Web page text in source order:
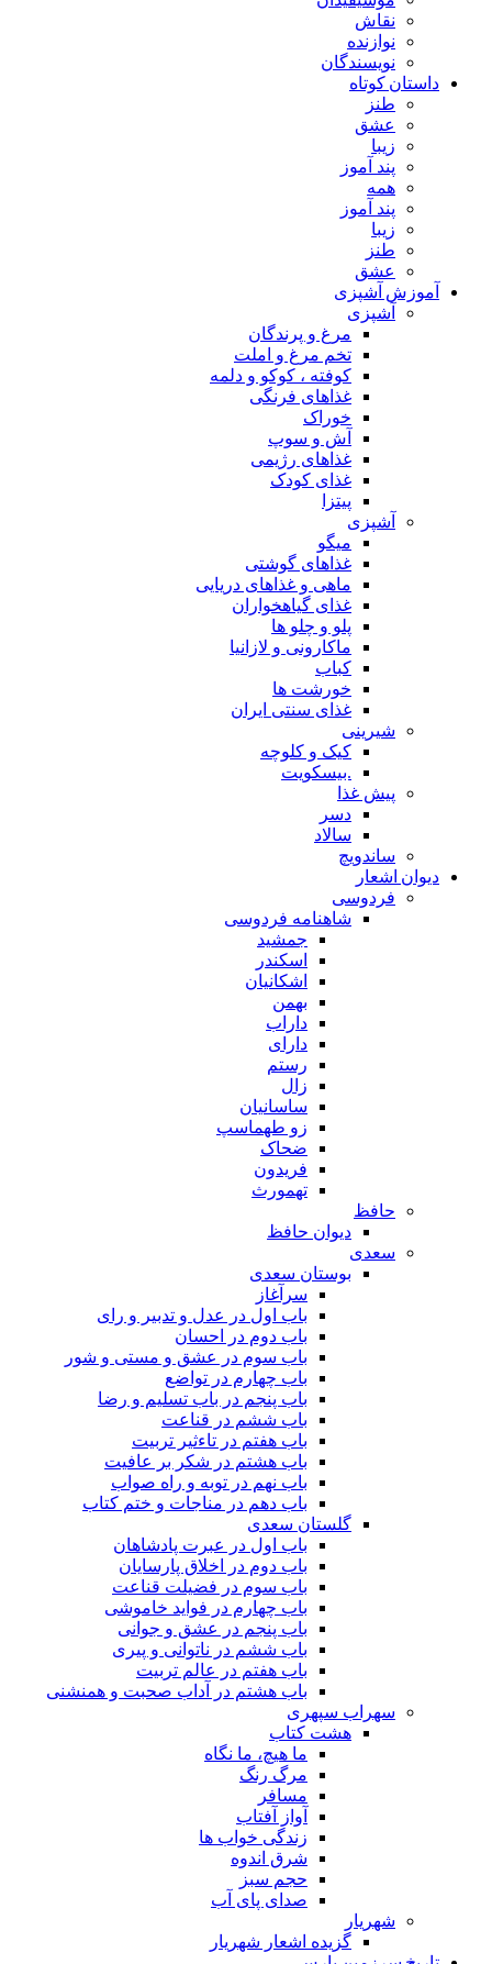
نقاش
نوازنده
نویسندگان
داستان کوتاه
طنز
عشق
زیبا
پند آموز
همه
پند آموز
زیبا
طنز
عشق
آموزش آشپزی
آشپزی
مرغ و پرندگان
تخم مرغ و املت
کوفته ، کوکو و دلمه
غذاهای فرنگی
خوراک
آش و سوپ
غذاهای رژیمی
غذای کودک
پیتزا
آشپزی
میگو
غذاهای گوشتی
ماهی و غذاهای دریایی
غذای گیاهخواران
پلو و چلو ها
ماکارونی و لازانیا
کباب
خورشت ها
غذای سنتی ایران
شیرینی
کیک و کلوچه
.بیسکویت
پیش غذا
دسر
سالاد
ساندویچ
دیوان اشعار
فردوسی
شاهنامه فردوسی
جمشید
اسکندر
اشکانیان
بهمن
داراب
دارای
رستم
زال
ساسانیان
زو طهماسپ‏
ضحاک
فریدون
تهمورث
حافظ
دیوان حافظ
سعدی
بوستان سعدی
سرآغاز
باب اول در عدل و تدبیر و رای
باب دوم در احسان
باب سوم در عشق و مستی و شور
باب چهارم در تواضع
باب پنجم در باب تسلیم و رضا
باب ششم در قناعت
باب هفتم در تاءثیر تربیت
باب هشتم در شکر بر عافیت
باب نهم در توبه و راه صواب
باب دهم در مناجات و ختم کتاب
گلستان سعدی
باب اول در عبرت پادشاهان
باب دوم در اخلاق پارسایان
باب سوم در فضیلت قناعت
باب چهارم در فواید خاموشى
باب پنجم در عشق و جوانى
باب ششم در ناتوانى و پیرى
باب هفتم در عالم تربیت
باب هشتم در آداب صحبت و همنشنى
سهراب سپهری
هشت کتاب
ما هیچ، ما نگاه
مرگ رنگ
مسافر
آواز آفتاب
زندگی خواب ها
شرق اندوه
حجم سبز
صدای پای آب
شهریار
گزیده اشعار شهریار